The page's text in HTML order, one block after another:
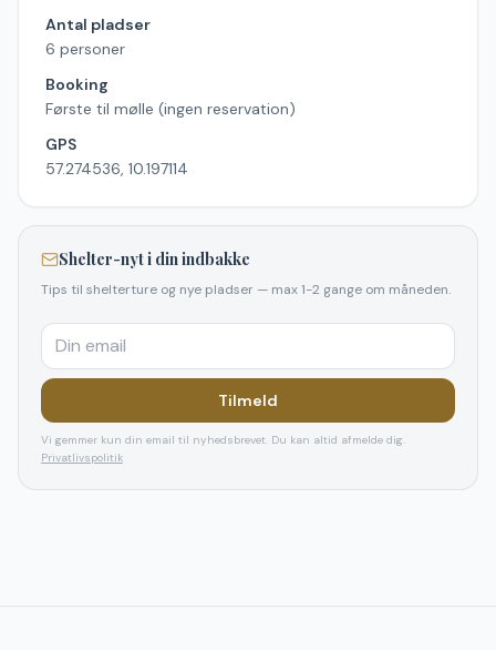
Antal pladser
6 personer
Booking
Første til mølle (ingen reservation)
GPS
57.274536, 10.197114
Shelter-nyt i din indbakke
Tips til shelterture og nye pladser — max 1-2 gange om måneden.
Tilmeld
Vi gemmer kun din email til nyhedsbrevet. Du kan altid afmelde dig.
Privatlivspolitik